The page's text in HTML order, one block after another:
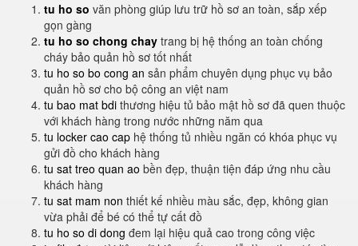
tu ho so văn phòng giúp lưu trữ hồ sơ an toàn, sắp xếp
gọn gàng
tu ho so chong chay trang bị hệ thống an toàn chống
cháy bảo quản hồ sơ tốt nhất
tu ho so bo cong an sản phẩm chuyên dụng phục vụ bảo
quản hồ sơ cho bộ công an việt nam
tu bao mat bdi thương hiệu tủ bảo mật hồ sơ đã quen thuộc
với khách hàng trong nước những năm qua
tu locker cao cap hệ thống tủ nhiều ngăn có khóa phục vụ
gửi đồ cho khách hàng
tu sat treo quan ao bền đẹp, thuận tiện đáp ứng nhu cầu
khách hàng
tu sat mam non thiết kế nhiều màu sắc, đẹp, không gian
vừa phải để bé có thể tự cất đồ
tu ho so di dong đem lại hiệu quả cao trong công việc